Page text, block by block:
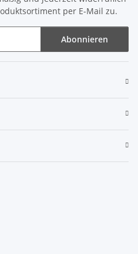
per E-Mail zu.
Abonnieren